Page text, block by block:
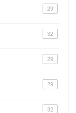
29
32
29
29
32